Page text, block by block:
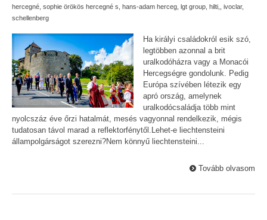
hercegné sophie örökös hercegné s hans-adam herceg lgt group hilti, ivoclar,
schellenberg
Ha királyi családokról esik szó,
legtöbben azonnal a brit
uralkodóházra vagy a Monacói
Hercegségre gondolunk. Pedig
Európa szívében létezik egy
apró ország, amelynek
uralkodócsaládja több mint
nyolcszáz éve őrzi hatalmát, mesés vagyonnal rendelkezik, mégis
tudatosan távol marad a reflektorfénytől.Lehet-e liechtensteini
állampolgárságot szerezni?Nem könnyű liechtensteini...
Tovább olvasom